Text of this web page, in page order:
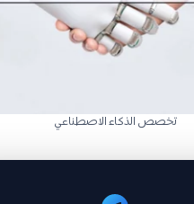
تخصص الذكاء الاصطناعي